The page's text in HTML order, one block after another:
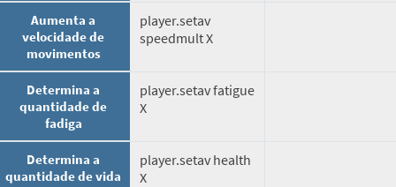
Aumenta a
velocidade de
movimentos
player.setav
speedmult X
Determina a
quantidade de
fadiga
player.setav fatigue
X
Determina a
quantidade de vida
player.setav health
X